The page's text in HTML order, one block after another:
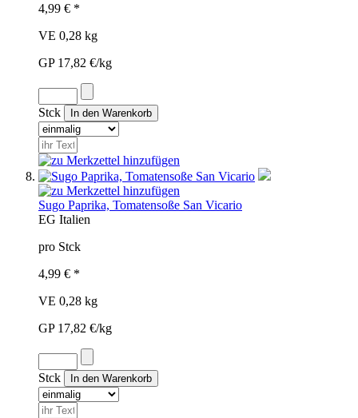
4,99 € *
VE 0,28 kg
GP 17,82 €/kg
Stck
Sugo Paprika, Tomatensoße San Vicario
EG Italien
pro Stck
4,99 € *
VE 0,28 kg
GP 17,82 €/kg
Stck